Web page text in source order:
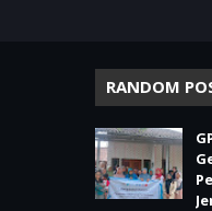
RANDOM